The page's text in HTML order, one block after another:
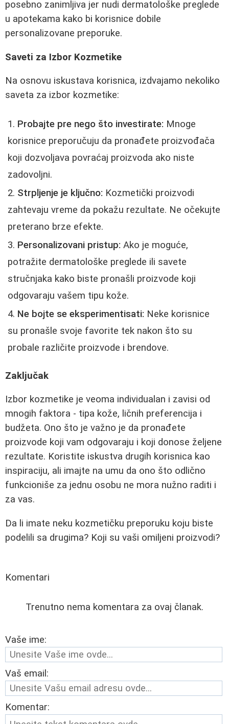
posebno zanimljiva jer nudi dermatološke preglede
u apotekama kako bi korisnice dobile
personalizovane preporuke.
Saveti za Izbor Kozmetike
Na osnovu iskustava korisnica, izdvajamo nekoliko
saveta za izbor kozmetike:
Probajte pre nego što investirate: Mnoge
korisnice preporučuju da pronađete proizvođača
koji dozvoljava povraćaj proizvoda ako niste
zadovoljni.
Strpljenje je ključno: Kozmetički proizvodi
zahtevaju vreme da pokažu rezultate. Ne očekujte
preterano brze efekte.
Personalizovani pristup: Ako je moguće,
potražite dermatološke preglede ili savete
stručnjaka kako biste pronašli proizvode koji
odgovaraju vašem tipu kože.
Ne bojte se eksperimentisati: Neke korisnice
su pronašle svoje favorite tek nakon što su
probale različite proizvode i brendove.
Zaključak
Izbor kozmetike je veoma individualan i zavisi od
mnogih faktora - tipa kože, ličnih preferencija i
budžeta. Ono što je važno je da pronađete
proizvode koji vam odgovaraju i koji donose željene
rezultate. Koristite iskustva drugih korisnica kao
inspiraciju, ali imajte na umu da ono što odlično
funkcioniše za jednu osobu ne mora nužno raditi i
za vas.
Da li imate neku kozmetičku preporuku koju biste
podelili sa drugima? Koji su vaši omiljeni proizvodi?
Komentari
Trenutno nema komentara za ovaj članak.
Vaše ime:
Vaš email:
Komentar: